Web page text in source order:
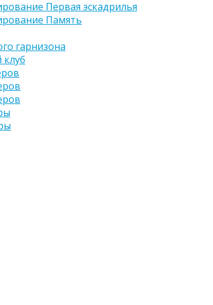
Первая эскадрилья
Память
гарнизона